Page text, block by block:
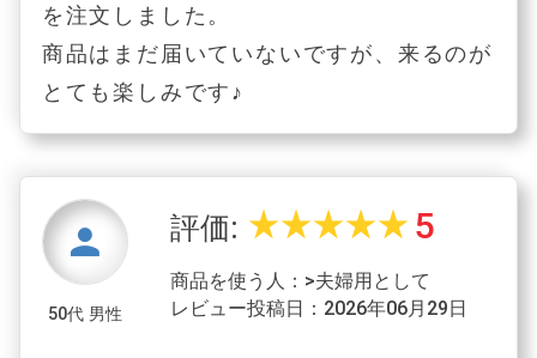
を注文しました。
商品はまだ届いていないですが、来るのが
とても楽しみです♪
person
50代 男性
評価: star_ratestar_ratestar_ratestar_ratestar_rate 5
商品を使う人：>夫婦用として
レビュー投稿日：2026年06月29日